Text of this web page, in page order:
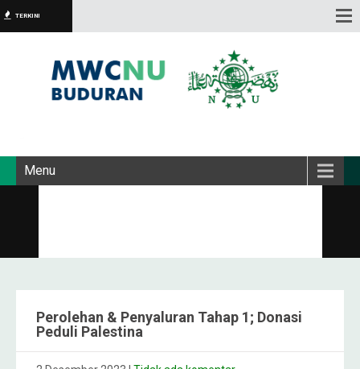
TERKINI
Menu
Perolehan & Penyaluran Tahap 1; Donasi
Peduli Palestina